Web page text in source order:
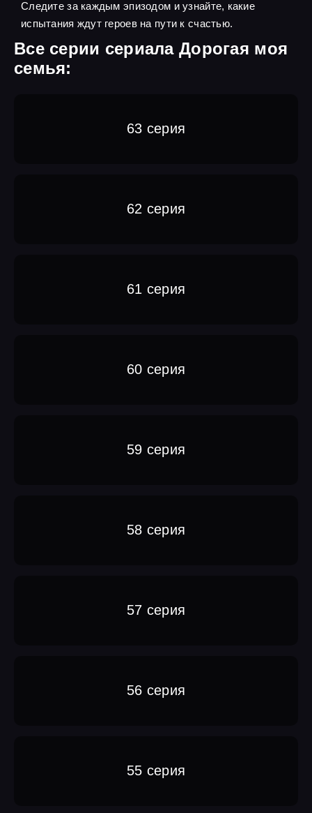
Следите за каждым эпизодом и узнайте, какие
испытания ждут героев на пути к счастью.
Все серии сериала Дорогая моя
семья:
63 серия
62 серия
61 серия
60 серия
59 серия
58 серия
57 серия
56 серия
55 серия